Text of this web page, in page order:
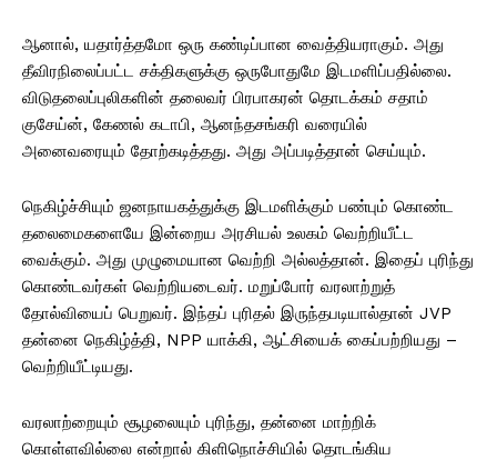
ஆனால், யதார்த்தமோ ஒரு கண்டிப்பான வைத்தியராகும். அது
தீவிரநிலைப்பட்ட சக்திகளுக்கு ஒருபோதுமே இடமளிப்பதில்லை.
விடுதலைப்புலிகளின் தலைவர் பிரபாகரன் தொடக்கம் சதாம்
குசேய்ன், கேணல் கடாபி, ஆனந்தசங்கரி வரையில்
அனைவரையும் தோற்கடித்தது. அது அப்படித்தான் செய்யும்.
நெகிழ்ச்சியும் ஜனநாயகத்துக்கு இடமளிக்கும் பண்பும் கொண்ட
தலைமைகளையே இன்றைய அரசியல் உலகம் வெற்றியீட்ட
வைக்கும். அது முழுமையான வெற்றி அல்லத்தான். இதைப் புரிந்து
கொண்டவர்கள் வெற்றியடைவர். மறுப்போர் வரலாற்றுத்
தோல்வியைப் பெறுவர். இந்தப் புரிதல் இருந்தபடியால்தான் JVP
தன்னை நெகிழ்த்தி, NPP யாக்கி, ஆட்சியைக் கைப்பற்றியது –
வெற்றியீட்டியது.
வரலாற்றையும் சூழலையும் புரிந்து, தன்னை மாற்றிக்
கொள்ளவில்லை என்றால் கிளிநொச்சியில் தொடங்கிய